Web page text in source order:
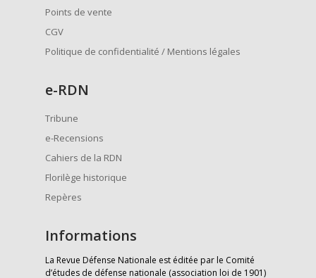
Points de vente
CGV
Politique de confidentialité / Mentions légales
e-RDN
Tribune
e-Recensions
Cahiers de la RDN
Florilège historique
Repères
Informations
La Revue Défense Nationale est éditée par le Comité
d’études de défense nationale (association loi de 1901)